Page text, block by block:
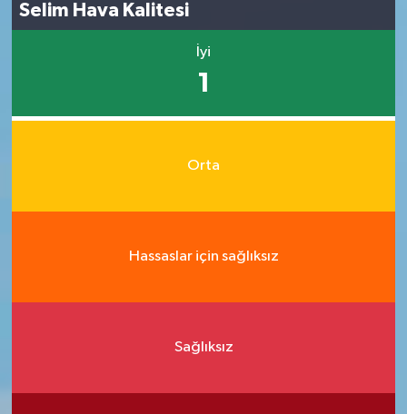
Selim Hava Kalitesi
İyi
1
Orta
Hassaslar için sağlıksız
Sağlıksız